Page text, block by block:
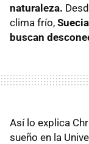
naturaleza.
clima frío,
buscan
Así lo explica
sueño en la